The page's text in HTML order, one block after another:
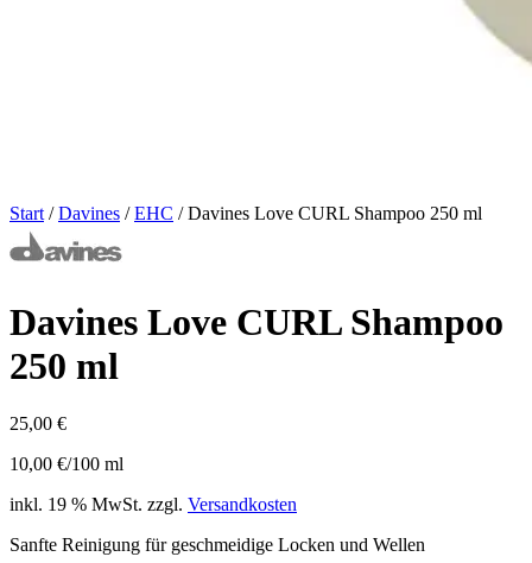
Start /Davines /EHC / Davines Love CURL Shampoo 250 ml
Davines Love CURL Shampoo
250 ml
25,00 €
10,00 €/100 ml
inkl. 19 % MwSt. zzgl. Versandkosten
Sanfte Reinigung für geschmeidige Locken und Wellen